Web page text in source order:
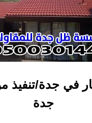
في جدة/
جدة